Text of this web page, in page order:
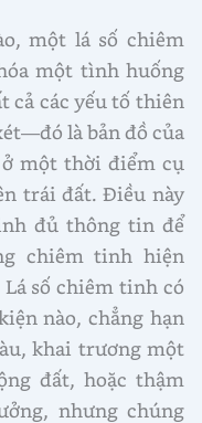
một lá số chiêm
một tình huống
cả các yếu tố thiên
là bản đồ của
một thời điểm cụ
trái đất. Điều này
đủ thông tin để
chiêm tinh hiện
số chiêm tinh có
nào, chẳng hạn
khai trương một
đất, hoặc thậm
nhưng chúng